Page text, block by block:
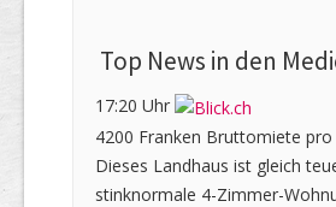
Top News in den
17:20 Uhr
4200 Franken Bruttomiete
Dieses Landhaus ist gleich
stinknormale 4-Zimmer-